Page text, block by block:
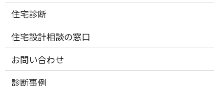
住宅診断
住宅設計相談の窓口
お問い合わせ
診断事例